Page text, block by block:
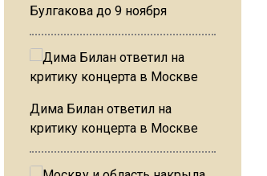
Булгакова до 9 ноября
Дима Билан ответил на
критику концерта в Москве